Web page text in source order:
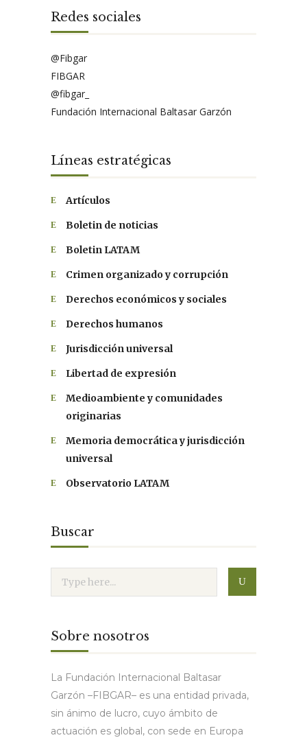
Redes sociales
@Fibgar
FIBGAR
@fibgar_
Fundación Internacional Baltasar Garzón
Líneas estratégicas
Artículos
Boletin de noticias
Boletin LATAM
Crimen organizado y corrupción
Derechos económicos y sociales
Derechos humanos
Jurisdicción universal
Libertad de expresión
Medioambiente y comunidades
originarias
Memoria democrática y jurisdicción
universal
Observatorio LATAM
Buscar
Sobre nosotros
La Fundación Internacional Baltasar
Garzón –FIBGAR– es una entidad privada,
sin ánimo de lucro, cuyo ámbito de
actuación es global, con sede en Europa